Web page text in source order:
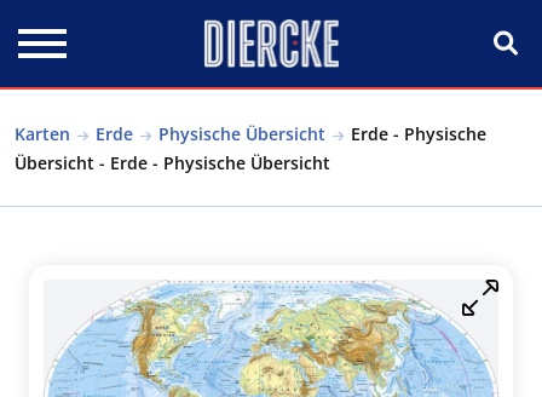
Karten Erde Physische Übersicht
Erde - Physische
Übersicht - Erde - Physische Übersicht